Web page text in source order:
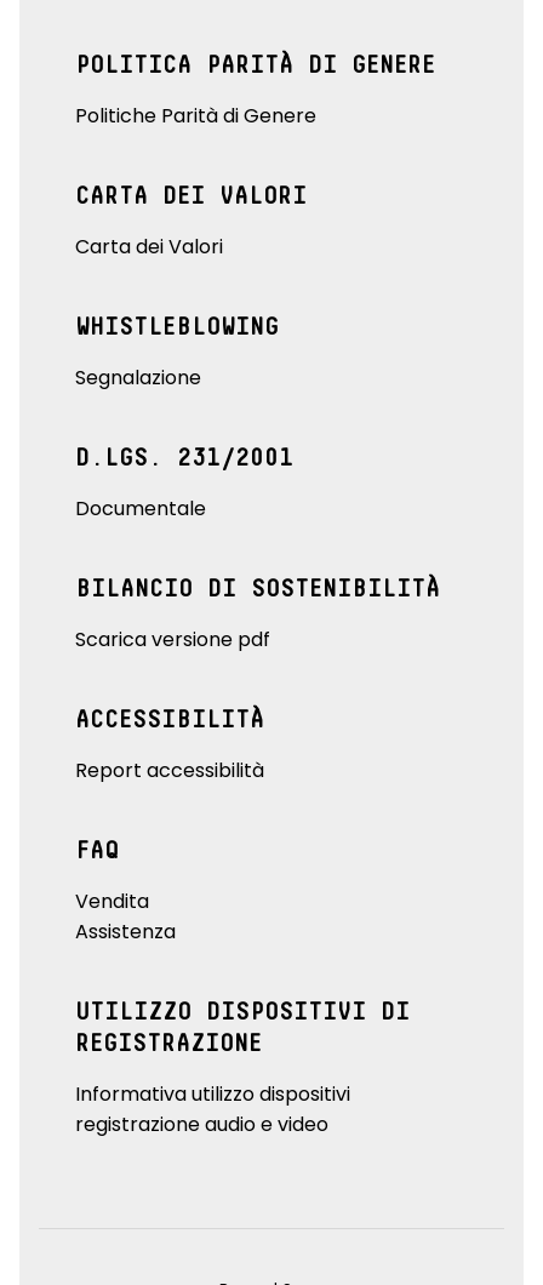
POLITICA PARITÀ DI GENERE
Politiche Parità di Genere
CARTA DEI VALORI
Carta dei Valori
WHISTLEBLOWING
Segnalazione
D.LGS. 231/2001
Documentale
BILANCIO DI SOSTENIBILITÀ
Scarica versione pdf
ACCESSIBILITÀ
Report accessibilità
FAQ
Vendita
Assistenza
UTILIZZO DISPOSITIVI DI
REGISTRAZIONE
Informativa utilizzo dispositivi
registrazione audio e video